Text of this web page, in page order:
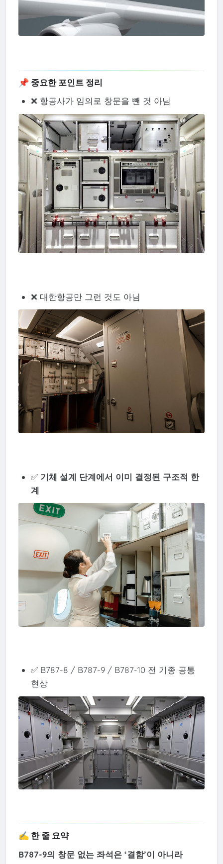
📌 중요한 포인트 정리
❌ 항공사가 임의로 창문을 뺀 것 아님
❌ 대한항공만 그런 것도 아님
✅ 기체 설계 단계에서 이미 결정된 구조적 한
계
✅ B787-8 / B787-9 / B787-10 전 기종 공통
현상
✍️ 한 줄 요약
B787-9의 창문 없는 좌석은 ‘결함’이 아니라